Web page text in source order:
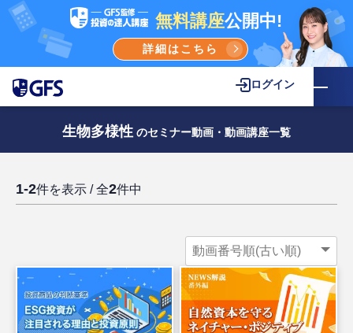
無料講座公開中!
詳細はこちら
ログイン
生物多様性 のセミナー動画・動画講座一覧
1-2件を表示 / 全2件中